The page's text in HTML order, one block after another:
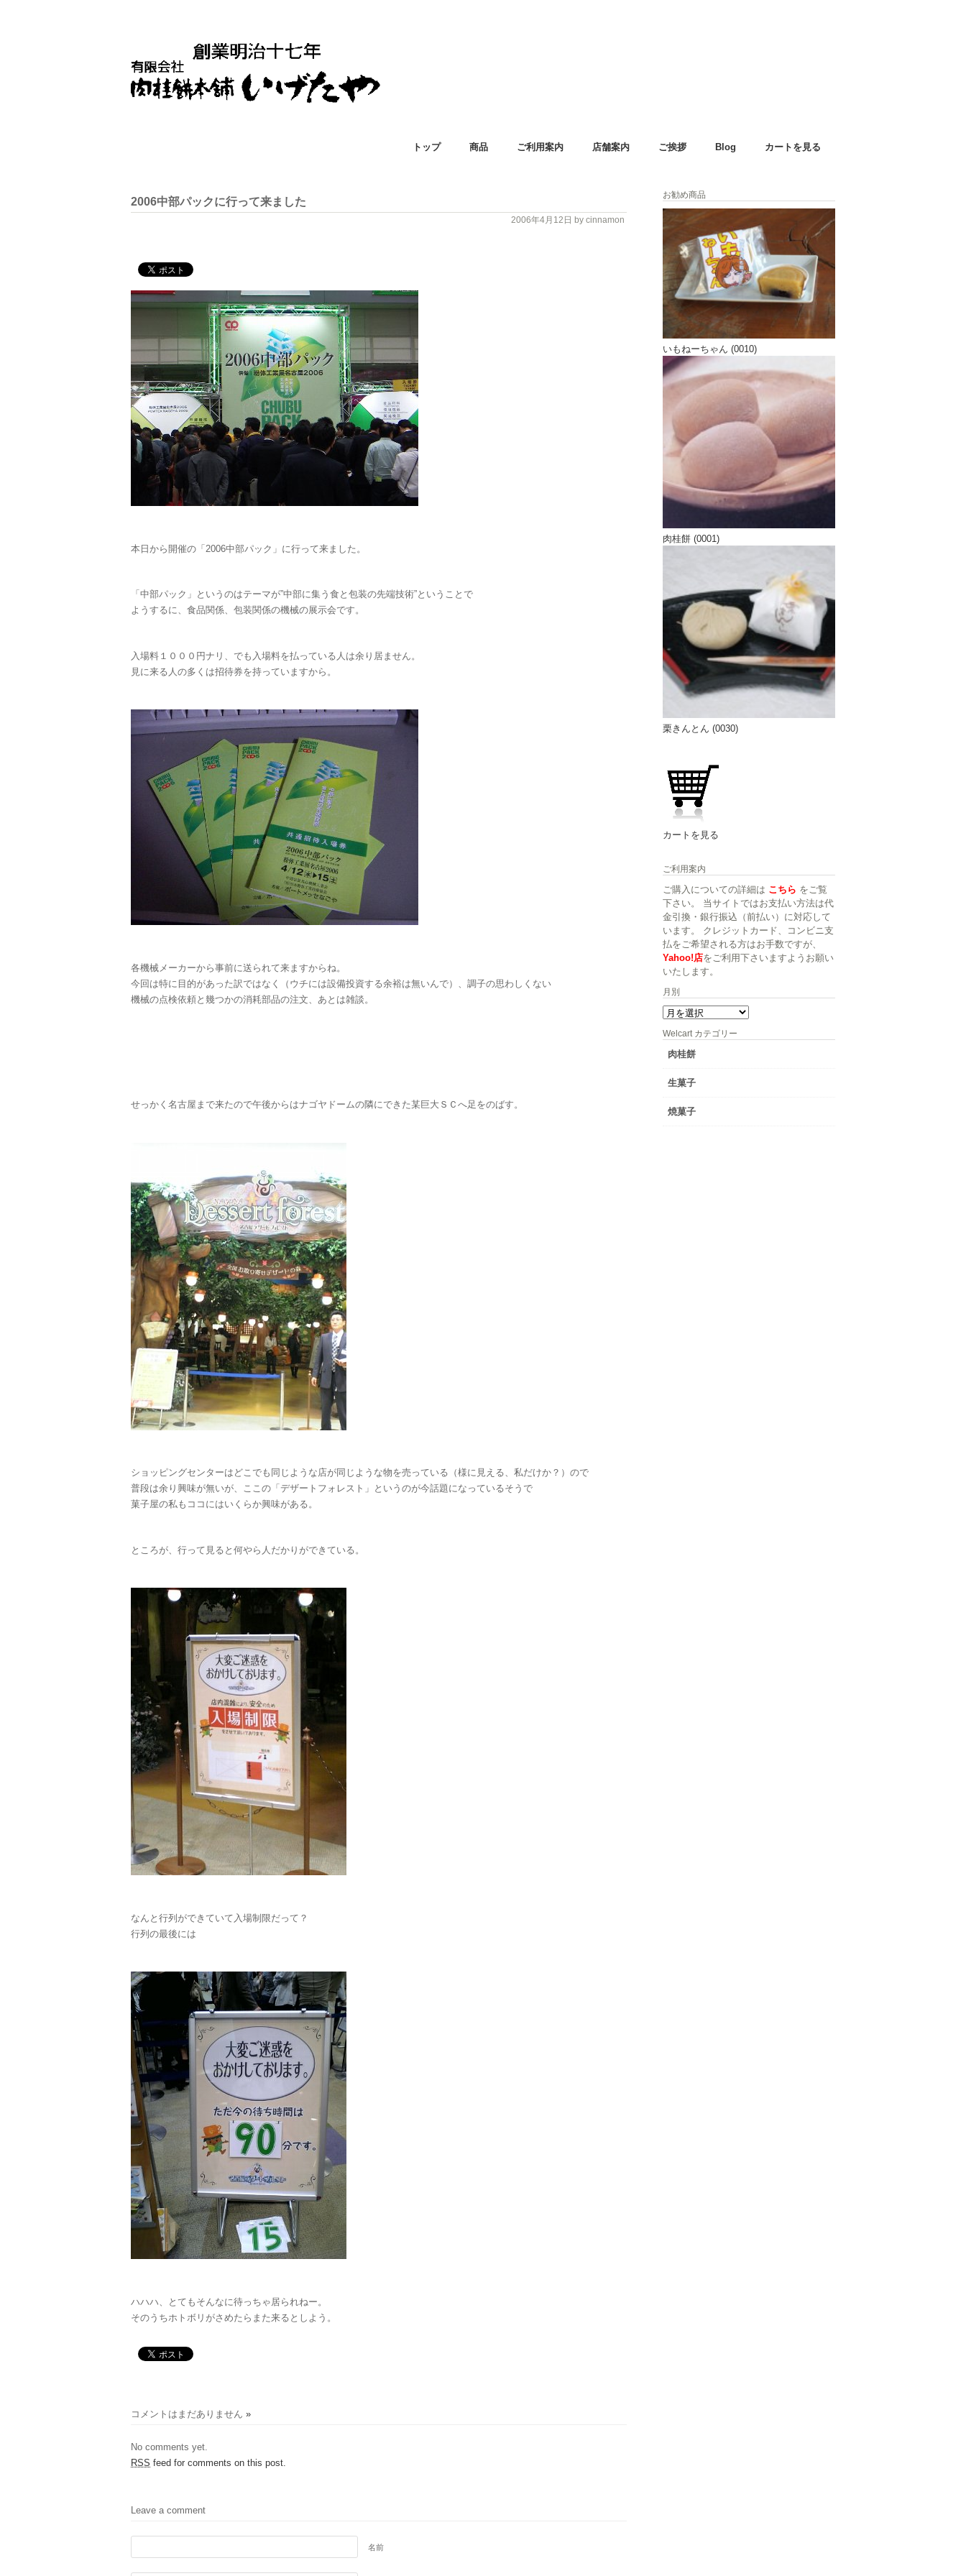
トップ 商品 ご利用案内 店舗案内 ご挨拶 Blog カートを見る
2006中部パックに行って来ました
2006年4月12日 by cinnamon
本日から開催の「2006中部パック」に行って来ました。
「中部パック」というのはテーマが”中部に集う食と包装の先端技術”ということで
ようするに、食品関係、包装関係の機械の展示会です。
入場料１０００円ナリ、でも入場料を払っている人は余り居ません。
見に来る人の多くは招待券を持っていますから。
各機械メーカーから事前に送られて来ますからね。
今回は特に目的があった訳ではなく（ウチには設備投資する余裕は無いんで）、調子の思わしくない
機械の点検依頼と幾つかの消耗部品の注文、あとは雑談。
せっかく名古屋まで来たので午後からはナゴヤドームの隣にできた某巨大ＳＣへ足をのばす。
ショッピングセンターはどこでも同じような店が同じような物を売っている（様に見える、私だけか？）ので
普段は余り興味が無いが、ここの「デザートフォレスト」というのが今話題になっているそうで
菓子屋の私もココにはいくらか興味がある。
ところが、行って見ると何やら人だかりができている。
なんと行列ができていて入場制限だって？
行列の最後には
ハハハ、とてもそんなに待っちゃ居られねー。
そのうちホトボリがさめたらまた来るとしよう。
コメントはまだありません »
No comments yet.
RSS feed for comments on this post.
Leave a comment
名前
お勧め商品
いもねーちゃん (0010)
肉桂餅 (0001)
栗きんとん (0030)
カートを見る
ご利用案内
ご購入についての詳細は こちら をご覧
下さい。 当サイトではお支払い方法は代
金引換・銀行振込（前払い）に対応して
います。 クレジットカード、コンビニ支
払をご希望される方はお手数ですが、
Yahoo!店をご利用下さいますようお願い
いたします。
月別
月
Welcart カテゴリー
肉桂餅
生菓子
焼菓子